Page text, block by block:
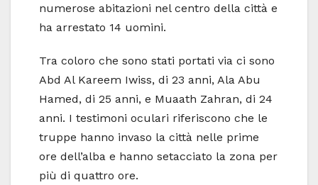
numerose abitazioni nel centro della città e
ha arrestato 14 uomini.
Tra coloro che sono stati portati via ci sono
Abd Al Kareem Iwiss, di 23 anni, Ala Abu
Hamed, di 25 anni, e Muaath Zahran, di 24
anni. I testimoni oculari riferiscono che le
truppe hanno invaso la città nelle prime
ore dell’alba e hanno setacciato la zona per
più di quattro ore.